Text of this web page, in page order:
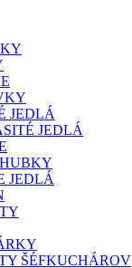
JEDLÁ
JEDLÁ
JEDLÁ
ŠÉFKUCHÁROV